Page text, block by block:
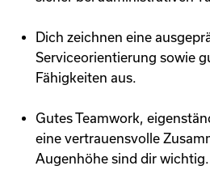
Dich zeichnen eine
Serviceorientierung sowie
Fähigkeiten aus.
Gutes Teamwork,
eine vertrauensvolle
Augenhöhe sind dir wichtig.